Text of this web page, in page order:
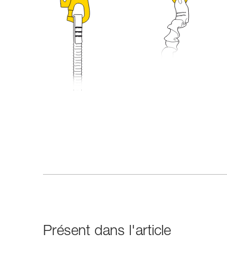
Présent dans l'article